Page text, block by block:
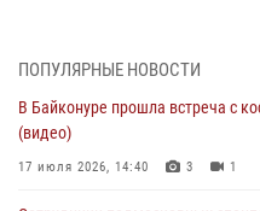
Подмосковье
05 августа 2026, 15:52
ПОПУЛЯРНЫЕ НОВОСТИ
В Байконуре прошла встреча с
(видео)
17 июля 2026, 14:40 3 1